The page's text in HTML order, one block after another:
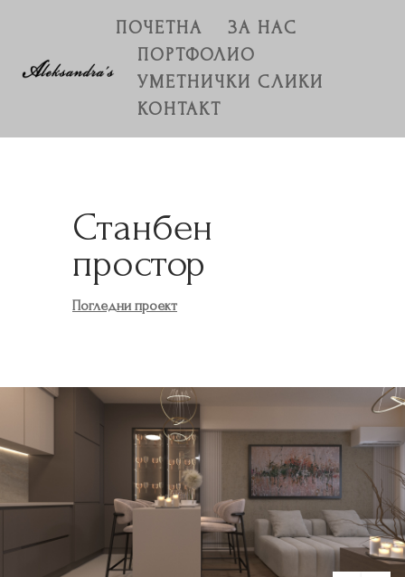
ПОЧЕТНА
ЗА НАС
ПОРТФОЛИО
УМЕТНИЧКИ СЛИКИ
КОНТАКТ
Станбен
простор
Погледни проект